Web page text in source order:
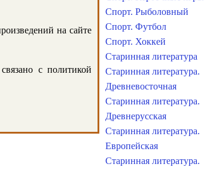
на сайте
с политикой
Спорт. Рыболовный
Спорт. Футбол
Спорт. Хоккей
Старинная литература
Старинная литература.
Древневосточная
Старинная литература.
Древнерусская
Старинная литература.
Европейская
Старинная литература.